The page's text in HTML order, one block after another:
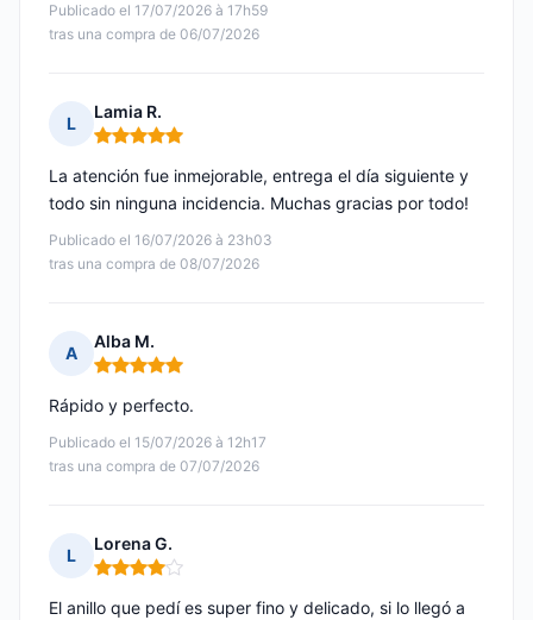
Publicado el 17/07/2026 à 17h59
tras una compra de 06/07/2026
L
Lamia R.
Nota: 5 de 5
Publicado el 16/07/2026 à 23h03
tras una compra de 08/07/2026
La atención fue inmejorable, entrega el día siguiente y
todo sin ninguna incidencia. Muchas gracias por todo!
A
Alba M.
Nota: 5 de 5
Publicado el 15/07/2026 à 12h17
tras una compra de 07/07/2026
Rápido y perfecto.
L
Lorena G.
Nota: 4 de 5
El anillo que pedí es super fino y delicado, si lo llegó a